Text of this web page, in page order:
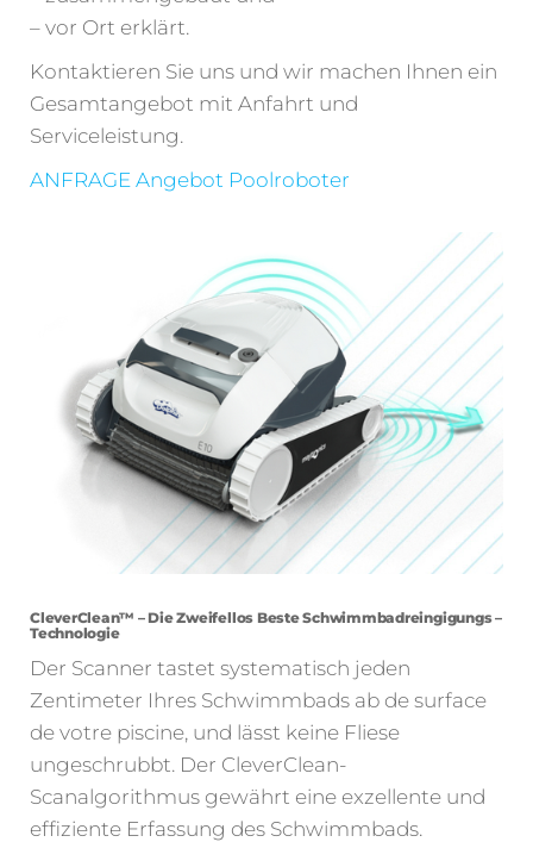
– vor Ort erklärt.
Kontaktieren Sie uns und wir machen Ihnen ein
Gesamtangebot mit Anfahrt und
Serviceleistung.
ANFRAGE Angebot Poolroboter
CleverClean™ – Die Zweifellos Beste Schwimmbadreingigungs –
Technologie
Der Scanner tastet systematisch jeden
Zentimeter Ihres Schwimmbads ab de surface
de votre piscine, und lässt keine Fliese
ungeschrubbt. Der CleverClean-
Scanalgorithmus gewährt eine exzellente und
effiziente Erfassung des Schwimmbads.